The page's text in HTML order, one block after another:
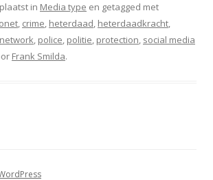
in Media type en getagged met
, crime, heterdaad, heterdaadkracht,
network, police, politie, protection, social media
Frank Smilda.